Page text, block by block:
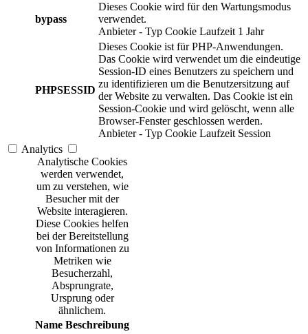
bypass
Dieses Cookie wird für den Wartungsmodus
verwendet.
Anbieter - Typ Cookie Laufzeit 1 Jahr
PHPSESSID
Dieses Cookie ist für PHP-Anwendungen.
Das Cookie wird verwendet um die eindeutige
Session-ID eines Benutzers zu speichern und
zu identifizieren um die Benutzersitzung auf
der Website zu verwalten. Das Cookie ist ein
Session-Cookie und wird gelöscht, wenn alle
Browser-Fenster geschlossen werden.
Anbieter - Typ Cookie Laufzeit Session
Analytics
Analytische Cookies
werden verwendet,
um zu verstehen, wie
Besucher mit der
Website interagieren.
Diese Cookies helfen
bei der Bereitstellung
von Informationen zu
Metriken wie
Besucherzahl,
Absprungrate,
Ursprung oder
ähnlichem.
Name Beschreibung